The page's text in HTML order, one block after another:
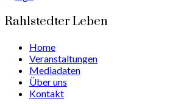
Rahlstedter Leben
Home
Veranstaltungen
Mediadaten
Über uns
Kontakt